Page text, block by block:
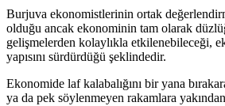
Burjuva ekonomistlerinin ortak
olduğu ancak ekonominin tam olarak
gelişmelerden kolaylıkla etkilenebileceği,
yapısını sürdürdüğü şeklindedir.
Ekonomide laf kalabalığını bir yana
ya da pek söylenmeyen rakamlara yakından